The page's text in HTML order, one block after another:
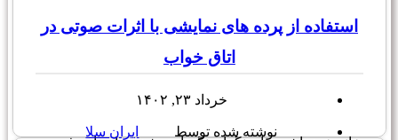
باید توجه داشت که نصب پرده‌های اتوماتیک برای اتاق
خواب، نیاز به یک سری ابزار و تجهیزات خاص دارد،
بنابراین نصابانی که تجهیزات بازویی برای نصب پرده‌های
شما خدمات رضایت دهنده‌ای ارائه دهند.
هنگامی که شما با استفاده از پرده‌های اتوماتیک در اتاق
خواب خود موفق به ایجاد یک کارایی بهتر در بخش تزئینات
استفاده از پرده های نمایشی با اثرات صوتی در
اتاق خواب
خرداد ۲۳, ۱۴۰۲
نوشته شده توسط
ایران سلا